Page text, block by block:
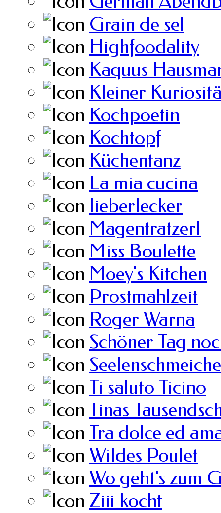
Grain de sel
Highfoodality
Kaquus
Kleiner
Kochpoetin
Kochtopf
Küchentanz
La mia cucina
lieberlecker
Magentratzerl
Miss Boulette
Moey's Kitchen
Prostmahlzeit
Roger Warna
Schöner Tag
Ti saluto Ticino
Tinas
Tra dolce ed
Wildes Poulet
Wo geht's zum
Ziii kocht